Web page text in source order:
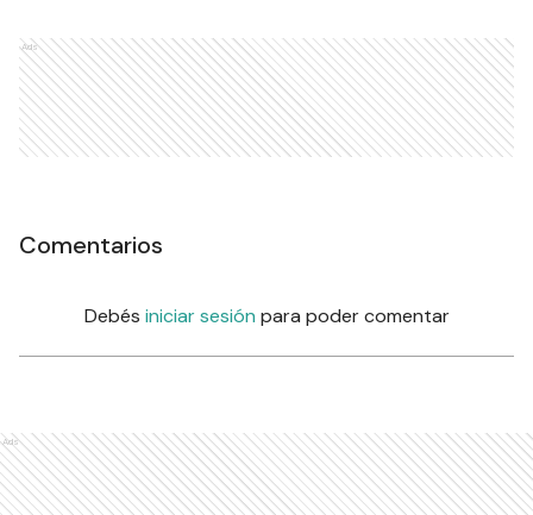
Ads
Comentarios
Debés iniciar sesión para poder comentar
Ads